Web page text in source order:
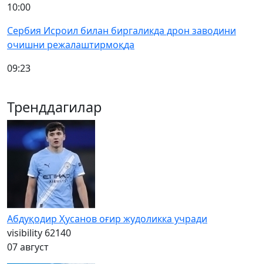
10:00
Сербия Исроил билан биргаликда дрон заводини
очишни режалаштирмоқда
09:23
Тренддагилар
Абдуқодир Ҳусанов оғир жудоликка учради
visibility 62140
07 август